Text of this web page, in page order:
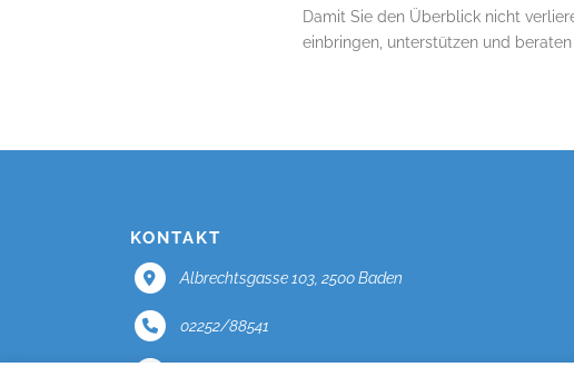
Damit Sie den Überblick nicht
einbringen, unterstützen und
KONTAKT
Albrechtsgasse 103, 2500 Baden
02252/88541